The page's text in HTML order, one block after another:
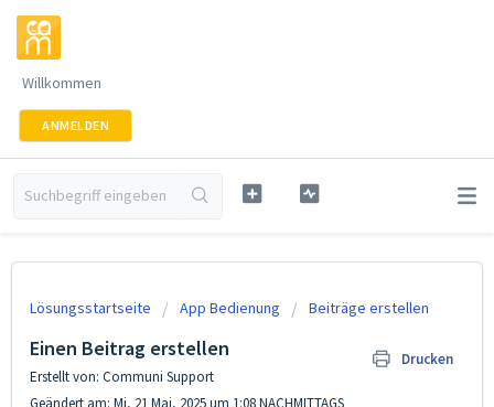
Willkommen
ANMELDEN
Lösungsstartseite App Bedienung Beiträge erstellen
Einen Beitrag erstellen
Drucken
Erstellt von: Communi Support
Geändert am: Mi, 21 Mai, 2025 um 1:08 NACHMITTAGS